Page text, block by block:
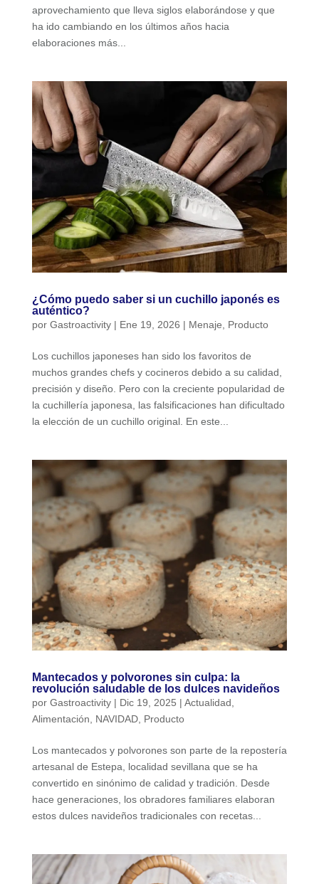
aprovechamiento que lleva siglos elaborándose y que
ha ido cambiando en los últimos años hacia
elaboraciones más...
¿Cómo puedo saber si un cuchillo japonés es
auténtico?
por Gastroactivity| Ene 19, 2026 | Menaje Producto
Los cuchillos japoneses han sido los favoritos de
muchos grandes chefs y cocineros debido a su calidad,
precisión y diseño. Pero con la creciente popularidad de
la cuchillería japonesa, las falsificaciones han dificultado
la elección de un cuchillo original. En este...
Mantecados y polvorones sin culpa: la
revolución saludable de los dulces navideños
por Gastroactivity| Dic 19, 2025 | Actualidad,
Alimentación, NAVIDAD, Producto
Los mantecados y polvorones son parte de la repostería
artesanal de Estepa, localidad sevillana que se ha
convertido en sinónimo de calidad y tradición. Desde
hace generaciones, los obradores familiares elaboran
estos dulces navideños tradicionales con recetas...